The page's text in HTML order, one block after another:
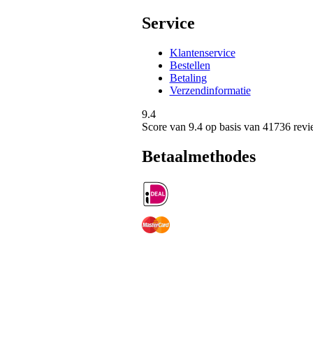
Service
Klantenservice
Bestellen
Betaling
Verzendinformatie
9.4
Score van 9.4op basis van 41736
Betaalmethodes